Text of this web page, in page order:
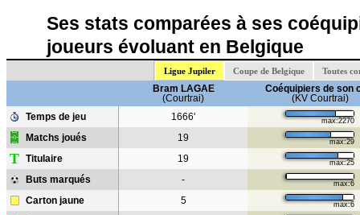
Ses stats comparées à ses
joueurs évoluant en Belgique
Ligue Jupiler Coupe de Belgique Toutes
Bram LAGAE
(Courtrai)
Coéquipiers de son
(KV Courtrai)
Temps de jeu
1666' max:2270
Matchs joués 19 max:29
T Titulaire 19 max:25
Buts marqués - max:6
Carton jaune 5 max:6